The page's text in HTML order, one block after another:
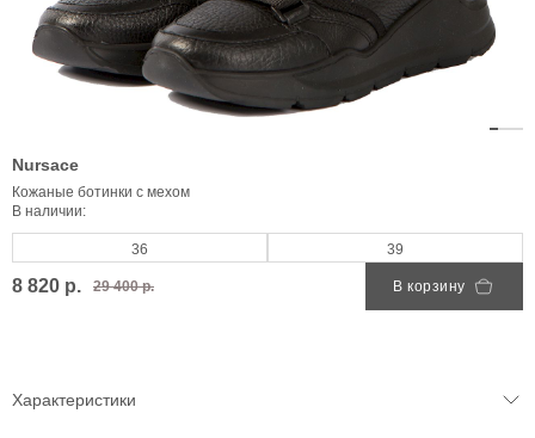
Nursace
Кожаные ботинки с мехом
В наличии:
36 39
8 820 р. 29 400 р. В корзину
Характеристики